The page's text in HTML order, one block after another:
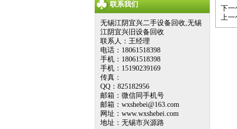
联系我们
无锡江阴宜兴二手设备回收,无锡
江阴宜兴旧设备回收
联系人：王经理
电话：18061518398
手机：18061518398
手机：15190239169
传真：
QQ：825182956
邮箱：微信同手机号
邮箱：wxshebei@163.com
网址：www.wxshebei.com
地址：无锡市兴源路
下一
上一